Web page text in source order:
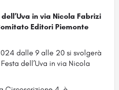
in via Nicola Fabrizi
Editori Piemonte
dalle 9 alle 20 si svolgerà
dell’Uva in via Nicola